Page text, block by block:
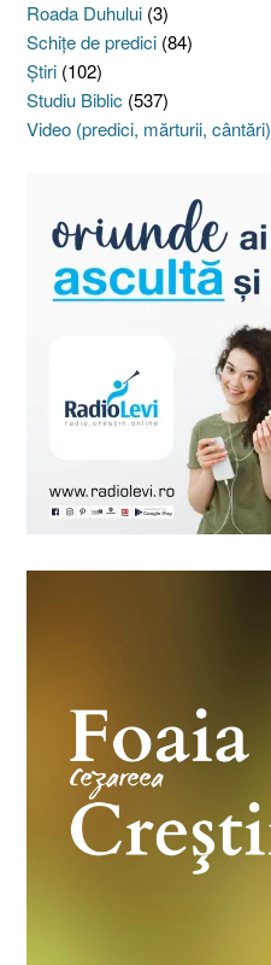
Roada Duhului (3)
Schiţe de predici (84)
Ştiri (102)
Studiu Biblic (537)
Video (predici, mărturii, cântări)